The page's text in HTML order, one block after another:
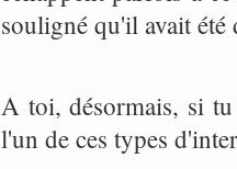
souligné qu'il avait été
A toi, désormais, si
l'un de ces types